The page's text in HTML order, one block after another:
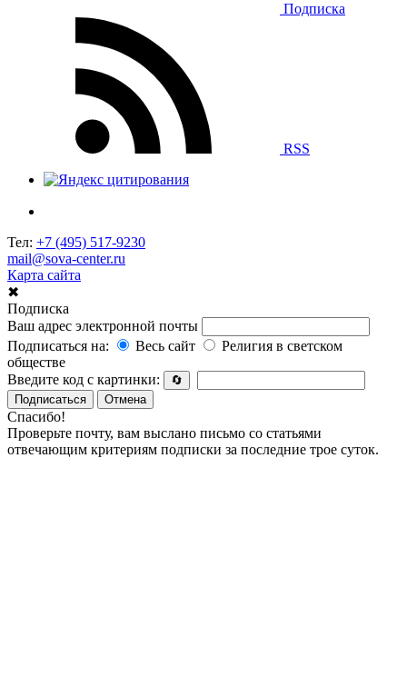
Подписка
RSS
Тел: +7 (495) 517-9230
mail@sova-center.ru
Карта сайта
✖
Подписка
Ваш адрес электронной почты
Подписаться на:
Весь сайт
Религия в светском
обществе
Введите код с картинки:
🔄
Подписаться
Отмена
Спасибо!
Проверьте почту, вам выслано письмо со статьями
отвечающим критериям подписки за последние трое суток.